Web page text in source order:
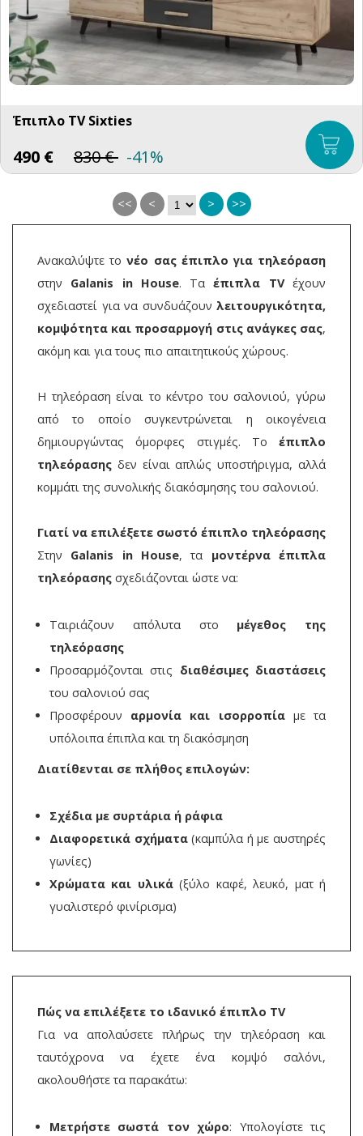
Έπιπλο TV Sixties
490 € 830€ -41%
<< < > >>
Ανακαλύψτε τονέο σας έπιπλο για τηλεόραση
στην Galanis in House. Ταέπιπλα TVέχουν
σχεδιαστεί για να συνδυάζουν λειτουργικότητα,
κομψότητα και προσαρμογή στις ανάγκες σας,
ακόμη και για τους πιο απαιτητικούς χώρους.
Η τηλεόραση είναι το κέντρο του σαλονιού, γύρω
από το οποίο συγκεντρώνεται η οικογένεια
δημιουργώντας όμορφες στιγμές. Το έπιπλο
τηλεόρασης δεν είναι απλώς υποστήριγμα, αλλά
κομμάτι της συνολικής διακόσμησης του σαλονιού.
Γιατί να επιλέξετε σωστό έπιπλο τηλεόρασης
Στην Galanis in House, τα μοντέρνα έπιπλα
τηλεόρασης σχεδιάζονται ώστε να:
Ταιριάζουν απόλυτα στο μέγεθος της
τηλεόρασης
Προσαρμόζονται στις διαθέσιμες διαστάσεις
του σαλονιού σας
Προσφέρουν αρμονία και ισορροπία με τα
υπόλοιπα έπιπλα και τη διακόσμηση
Διατίθενται σε πλήθος επιλογών:
Σχέδια με συρτάρια ή ράφια
Διαφορετικά σχήματα(καμπύλα ή με αυστηρές
γωνίες)
Χρώματα και υλικά(ξύλο καφέ, λευκό, ματ ή
γυαλιστερό φινίρισμα)
Πώς να επιλέξετε το ιδανικό έπιπλο TV
Για να απολαύσετε πλήρως την τηλεόραση και
ταυτόχρονα να έχετε ένα κομψό σαλόνι,
ακολουθήστε τα παρακάτω:
Μετρήστε σωστά τον χώρο: Υπολογίστε τις